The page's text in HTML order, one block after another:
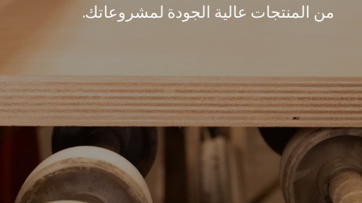
من المنتجات عالية الجودة لمشروعاتك.